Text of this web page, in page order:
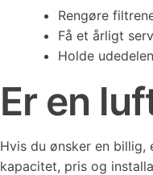
Rengøre
Få et årligt
Holde
Er en
Hvis du ønsker en
kapacitet, pris og